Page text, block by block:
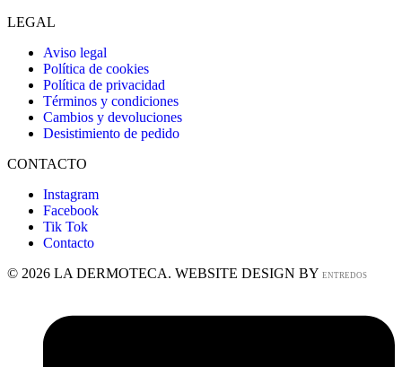
LEGAL
Aviso legal
Política de cookies
Política de privacidad
Términos y condiciones
Cambios y devoluciones
Desistimiento de pedido
CONTACTO
Instagram
Facebook
Tik Tok
Contacto
© 2026 LA DERMOTECA. WEBSITE DESIGN BY ENTREDOS